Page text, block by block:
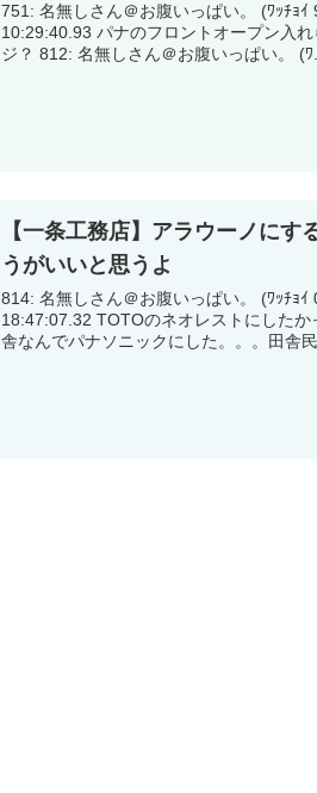
751: 名無しさん＠お腹いっぱい。 (ﾜｯﾁｮｲ 97b8-
10:29:40.93 パナのフロントオープン入れられるようになったってマ
ジ？ 812: 名無しさん＠お腹いっぱい。 (
【一条工務店】アラウーノにす
うがいいと思うよ
814: 名無しさん＠お腹いっぱい。 (ﾜｯﾁｮｲ 0f0b-iCqd)
18:47:07.32 TOTOのネオレストにしたかったけど県内営業所がない田